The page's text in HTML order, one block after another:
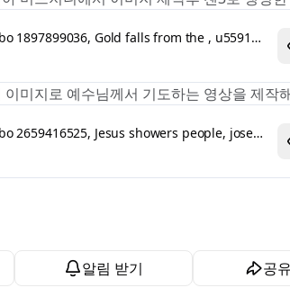
Gen-3 Alpha Turbo 1897899036, Gold falls from the , u5591615152_A_luxuri, M 5.mp4
미지로 예수님께서 기도하는 영상을 제작
Gen-3 Alpha Turbo 2659416525, Jesus showers people, josese43_A_detailed_, M 5.mp4
알림 받기 공